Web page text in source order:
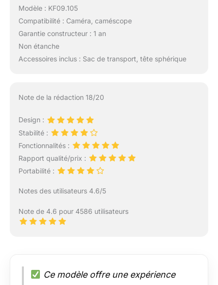
Modèle : KF09.105
Compatibilité : Caméra, caméscope
Garantie constructeur : 1 an
Non étanche
Accessoires inclus : Sac de transport, tête sphérique
Note de la rédaction 18/20
Design :
Stabilité :
Fonctionnalités :
Rapport qualité/prix :
Portabilité :
Notes des utilisateurs 4.6/5
Note de 4.6 pour 4586 utilisateurs
Ce modèle offre une expérience